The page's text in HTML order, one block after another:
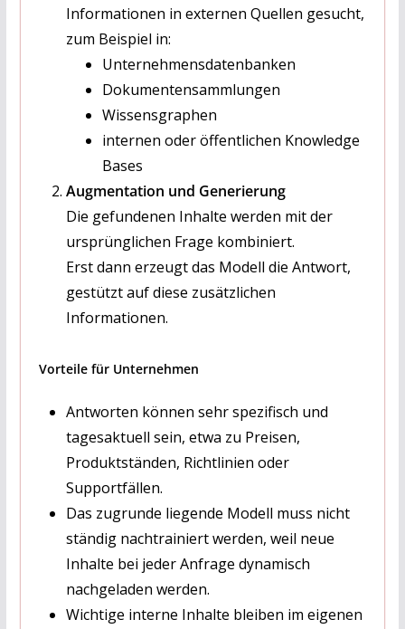
Informationen in externen Quellen gesucht,
zum Beispiel in:
Unternehmensdatenbanken
Dokumentensammlungen
Wissensgraphen
internen oder öffentlichen Knowledge
Bases
Augmentation und Generierung
Die gefundenen Inhalte werden mit der
ursprünglichen Frage kombiniert.
Erst dann erzeugt das Modell die Antwort,
gestützt auf diese zusätzlichen
Informationen.
Vorteile für Unternehmen
Antworten können sehr spezifisch und
tagesaktuell sein, etwa zu Preisen,
Produktständen, Richtlinien oder
Supportfällen.
Das zugrunde liegende Modell muss nicht
ständig nachtrainiert werden, weil neue
Inhalte bei jeder Anfrage dynamisch
nachgeladen werden.
Wichtige interne Inhalte bleiben im eigenen